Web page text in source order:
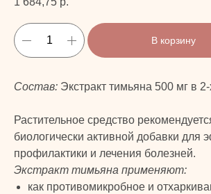
В корзину
Состав: Экстракт тимьяна 500 мг в
Растительное средство
биологически активной добавки для
профилактики и лечения болезней.
Экстракт тимьяна применяют:
как противомикробное и